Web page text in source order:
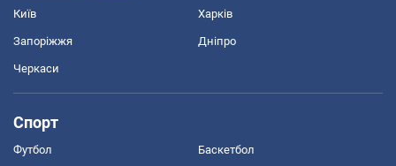
Київ Харків
Запоріжжя Дніпро
Черкаси
Спорт
Футбол Баскетбол